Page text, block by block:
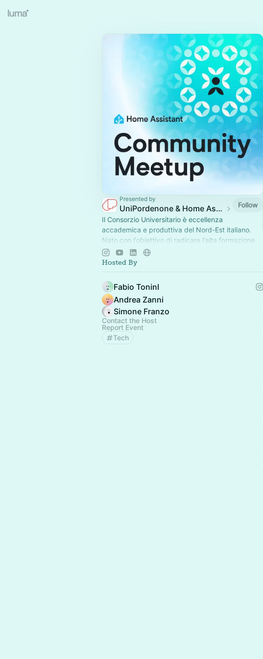
Presented by
UniPordenone & Home Assistant
Follow
Il Consorzio Universitario è eccellenza
accademica e produttiva del Nord-Est italiano.
Nato con l'obiettivo di radicare l'alta formazione
nel territorio e in sinergia con aziende.
Innovazione sempre.
Hosted By
Fabio ToninI
Andrea Zanni
Simone Franzo
Contact the Host
Report Event
Tech